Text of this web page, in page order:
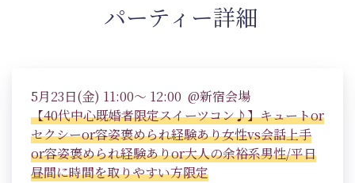
パーティー詳細
5月23日(金) 11:00～ 12:00 @新宿会場
【40代中心既婚者限定スイーツコン♪】キュートor
セクシーor容姿褒められ経験あり女性vs会話上手
or容姿褒められ経験ありor大人の余裕系男性/平日
昼間に時間を取りやすい方限定